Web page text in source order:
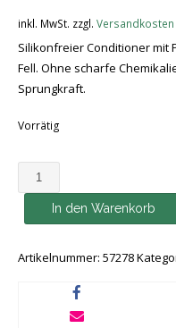
inkl. MwSt. zzgl. Versandkosten
Silikonfreier Conditioner mit
Fell. Ohne scharfe
Sprungkraft.
Vorrätig
Chris
Christensen
Thicker
In den Warenkorb
Artikelnummer: 57278